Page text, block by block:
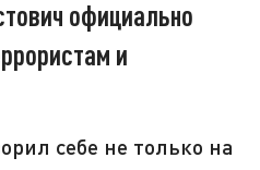
официально
и
себе не только на